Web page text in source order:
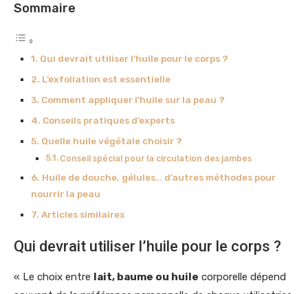
Sommaire
Qui devrait utiliser l’huile pour le corps ?
L’exfoliation est essentielle
Comment appliquer l’huile sur la peau ?
Conseils pratiques d’experts
Quelle huile végétale choisir ?
Conseil spécial pour la circulation des jambes
Huile de douche, gélules… d’autres méthodes pour
nourrir la peau
Articles similaires
Qui devrait utiliser l’huile pour le corps ?
« Le choix entre lait, baume ou huile corporelle dépend